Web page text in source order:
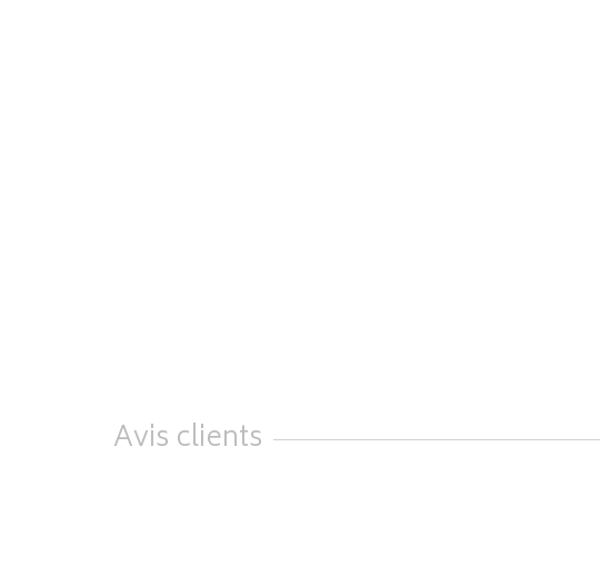
Avis clients